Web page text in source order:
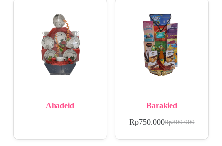
Ahadeid Barakied
Rp800.000
Rp750.000